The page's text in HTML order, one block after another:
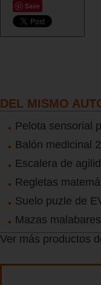
Save
DEL MISMO
Pelota sensorial
Balón medicinal
Escalera de
Regletas
Suelo puzle de
Mazas
Ver más productos